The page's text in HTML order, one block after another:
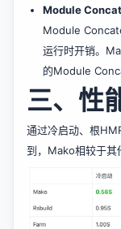
Module
Module
运行时开销。
的Module
三、性
通过冷启动、根
到，Mako相较于其